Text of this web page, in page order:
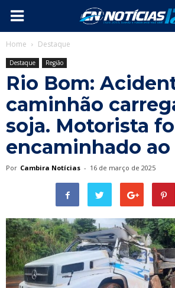
Home Destaque
Destaque Região
Rio Bom:
caminhão
soja. Motorista
encaminhado
Por Cambira Notícias - 16 de março de 2025